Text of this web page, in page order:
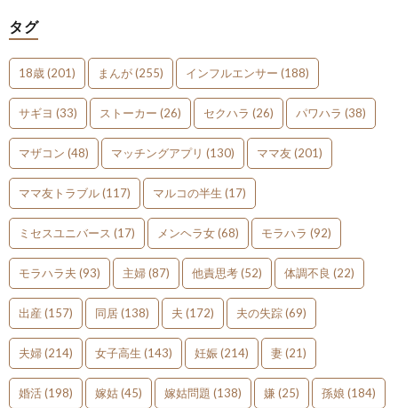
タグ
18歳(201) まんが(255) インフルエンサー (188)
サギヨ (33) ストーカー (26) セクハラ (26) パワハラ (38)
マザコン (48) マッチングアプリ (130) ママ友(201)
ママ友トラブル(117) マルコの半生 (17)
ミセスユニバース (17) メンヘラ女(68) モラハラ (92)
モラハラ夫 (93) 主婦(87) 他責思考(52) 体調不良 (22)
出産 (157) 同居(138) 夫 (172) 夫の失踪(69)
夫婦(214) 女子高生 (143) 妊娠(214) 妻(21)
婚活(198) 嫁姑(45) 嫁姑問題 (138) 嫌 (25) 孫娘 (184)